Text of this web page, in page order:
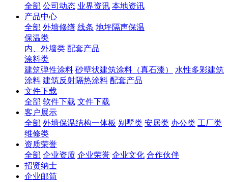
全部 公司动态 业界资讯 本地资讯
产品中心
全部 外墙修缮 线条 地坪隔声保温
保温类
内、外墙类 配套产品
涂料类
建筑弹性涂料 砂壁状建筑涂料（真石漆）
水性多彩建筑
涂料 建筑反射隔热涂料 配套产品
文件下载
全部 软件下载 文件下载
客户展示
全部 外墙保温结构一体板 别墅类 安居类 办公类 工厂类
维修类
资质荣誉
全部 企业资质 企业荣誉 企业文化 合作伙伴
招贤纳士
企业邮筒